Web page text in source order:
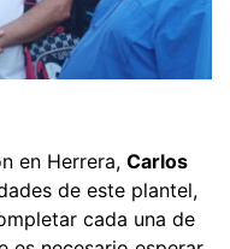
en Herrera, Carlos
de este plantel,
cada una de